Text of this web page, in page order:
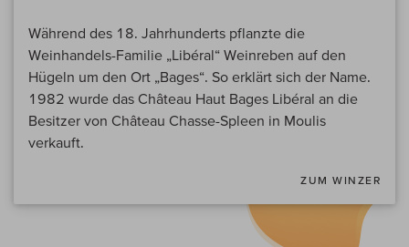
Während des 18. Jahrhunderts pflanzte die
Weinhandels-Familie „Libéral“ Weinreben auf den
Hügeln um den Ort „Bages“. So erklärt sich der Name.
1982 wurde das Château Haut Bages Libéral an die
Besitzer von Château Chasse-Spleen in Moulis
verkauft.
ZUM WINZER